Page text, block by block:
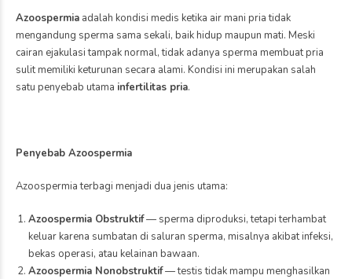
Azoospermia adalah kondisi medis ketika air mani pria tidak
mengandung sperma sama sekali, baik hidup maupun mati. Meski
cairan ejakulasi tampak normal, tidak adanya sperma membuat pria
sulit memiliki keturunan secara alami. Kondisi ini merupakan salah
satu penyebab utama infertilitas pria.
Penyebab Azoospermia
Azoospermia terbagi menjadi dua jenis utama:
Azoospermia Obstruktif— sperma diproduksi, tetapi terhambat
keluar karena sumbatan di saluran sperma, misalnya akibat infeksi,
bekas operasi, atau kelainan bawaan.
Azoospermia Nonobstruktif— testis tidak mampu menghasilkan